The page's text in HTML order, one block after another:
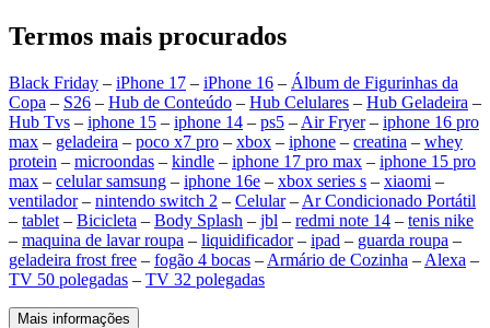
Termos mais procurados
Black Friday – iPhone 17 – iPhone 16 – Álbum de Figurinhas da
Copa – S26 – Hub de Conteúdo – Hub Celulares – Hub Geladeira –
Hub Tvs – iphone 15 – iphone 14 – ps5 – Air Fryer– iphone 16 pro
max – geladeira – poco x7 pro – xbox – iphone – creatina – whey
protein – microondas – kindle – iphone 17 pro max – iphone 15 pro
max – celular samsung – iphone 16e – xbox series s – xiaomi –
ventilador– nintendo switch 2 – Celular– Ar Condicionado Portátil
– tablet – Bicicleta – Body Splash – jbl – redmi note 14 – tenis nike
– maquina de lavar roupa – liquidificador– ipad – guarda roupa –
geladeira frost free – fogão 4 bocas – Armário de Cozinha – Alexa –
TV 50 polegadas – TV 32 polegadas
Mais informações